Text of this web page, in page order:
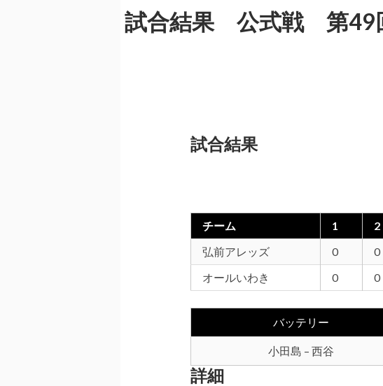
試合結果 公式戦 第49
試合結果
チーム 1 2
弘前アレッズ
0 0
オールいわき
0 0
バッテリー
小田島 – 西谷
詳細